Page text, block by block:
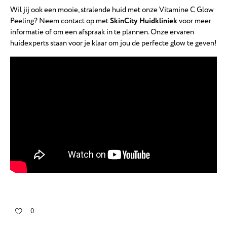
Wil jij ook een mooie, stralende huid met onze Vitamine C Glow
Peeling? Neem contact op metSkinCity Huidkliniekvoor meer
informatie of om een afspraak in te plannen. Onze ervaren
huidexperts staan voor je klaar om jou de perfecte glow te geven!
0